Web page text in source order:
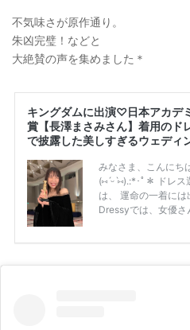
不気味さが原作通り。
朱凶完璧！などと
大絶賛の声を集めました＊